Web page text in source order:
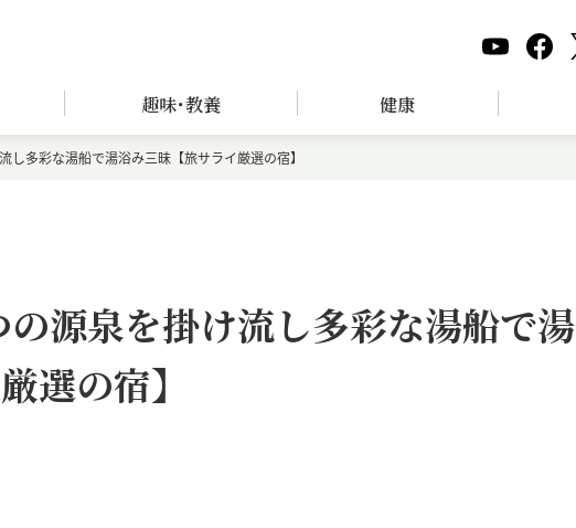
趣味･教養 健康
し多彩な湯船で湯浴み三昧【旅サライ厳選の宿】
源泉を掛け流し多彩な湯船で湯
選の宿】